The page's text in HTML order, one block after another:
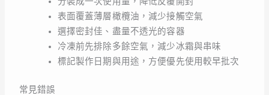
表面覆蓋薄層橄欖油，減少接觸空氣
選擇密封佳、盡量不透光的容器
冷凍前先排除多餘空氣，減少冰霜與串味
標記製作日期與用途，方便優先使用較早批次
常見錯誤